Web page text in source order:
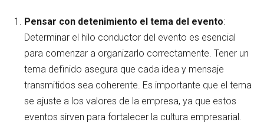
Pensar con detenimiento el tema del evento:
Determinar el hilo conductor del evento es esencial
para comenzar a organizarlo correctamente. Tener un
tema definido asegura que cada idea y mensaje
transmitidos sea coherente. Es importante que el tema
se ajuste a los valores de la empresa, ya que estos
eventos sirven para fortalecer la cultura empresarial.